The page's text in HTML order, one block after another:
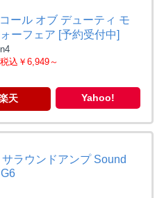
コール オブ デューティ モ
ーフェア [予約受付中]
込￥6,949～
天 Yahoo!
ラウンドアンプ Sound